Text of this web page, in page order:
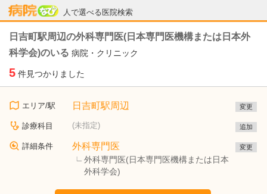
人で選べる医院検索
病院なび
日吉町駅周辺の外科専門医(日本専門医機構または日本外
科学会)のいる 病院・クリニック
5 件見つかりました
エリア/駅 日吉町駅周辺 変更
診療科目 (未指定) 追加
詳細条件 外科専門医
外科専門医(日本専門医機構または日本
外科学会)
変更